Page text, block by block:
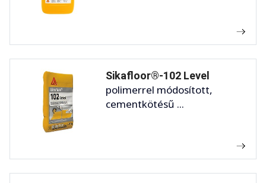
Sikafloor®-102 Level
polimerrel módosított,
cementkötésű ...